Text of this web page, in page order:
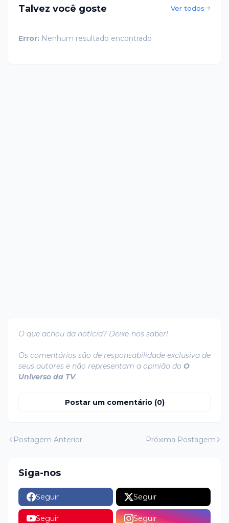
Talvez você goste Ver todos
Error: Nenhum resultado encontrado
O que achou da notícia? Deixe-nos saber!
Os comentários são de responsabilidade exclusiva de
seus autores e não representam a opinião do O
Universo da TV.
Postar um comentário (0)
Postagem Anterior Próxima Postagem
Siga-nos
Seguir Seguir
Seguir Seguir